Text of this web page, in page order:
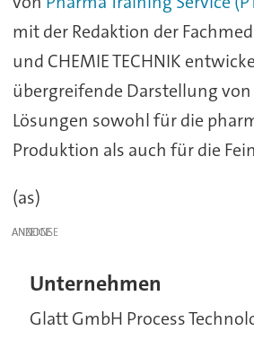
mit der Redaktion der
und CHEMIE TECHNIK
übergreifende Darstellung
Lösungen sowohl für die
Produktion als auch für die
(as)
ANZEIGE
Unternehmen
Glatt GmbH Process